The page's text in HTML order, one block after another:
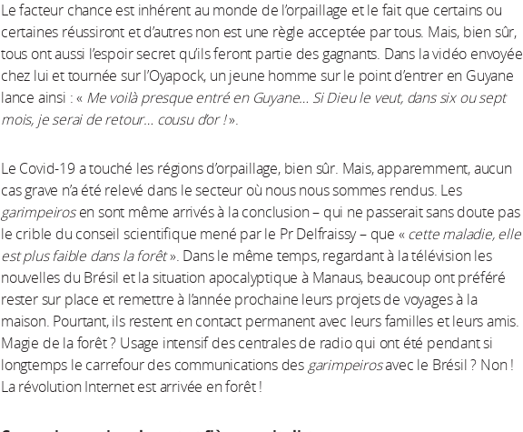
Le facteur chance est inhérent au monde de l’orpaillage et le fait que certains ou
certaines réussiront et d’autres non est une règle acceptée par tous. Mais, bien sûr,
tous ont aussi l’espoir secret qu’ils feront partie des gagnants. Dans la vidéo envoyée
chez lui et tournée sur l’Oyapock, un jeune homme sur le point d’entrer en Guyane
lance ainsi : « Me voilà presque entré en Guyane… Si Dieu le veut, dans six ou sept
mois, je serai de retour… cousu d’or !».
Le Covid-19 a touché les régions d’orpaillage, bien sûr. Mais, apparemment, aucun
cas grave n’a été relevé dans le secteur où nous nous sommes rendus. Les
garimpeirosen sont même arrivés à la conclusion – qui ne passerait sans doute pas
le crible du conseil scientifique mené par le Pr Delfraissy – que « cette maladie, elle
est plus faible dans la forêt». Dans le même temps, regardant à la télévision les
nouvelles du Brésil et la situation apocalyptique à Manaus, beaucoup ont préféré
rester sur place et remettre à l’année prochaine leurs projets de voyages à la
maison. Pourtant, ils restent en contact permanent avec leurs familles et leurs amis.
Magie de la forêt ? Usage intensif des centrales de radio qui ont été pendant si
longtemps le carrefour des communications des garimpeirosavec le Brésil ? Non !
La révolution Internet est arrivée en forêt !